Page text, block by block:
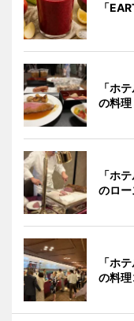
「
「ホ
の料理
「ホ
のロ
「ホ
の料